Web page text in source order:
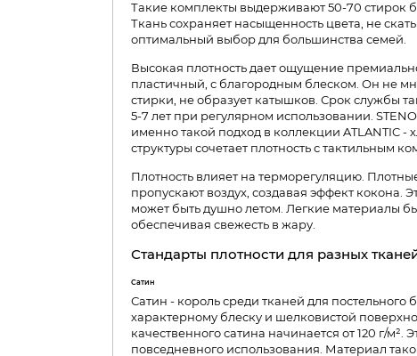
Такие комплекты выдерживают 50-70 стирок
Ткань сохраняет насыщенность цвета, не
оптимальный выбор для большинства семей.
Высокая плотность дает ощущение
пластичный, с благородным блеском. Он не
стирки, не образует катышков. Срок службы
5-7 лет при регулярном использовании.
именно такой подход в коллекции ATLANTIC -
структуры сочетает плотность с тактильным
Плотность влияет на терморегуляцию.
пропускают воздух, создавая эффект кокона.
может быть душно летом. Легкие материалы
обеспечивая свежесть в жару.
Стандарты плотности для разных
Сатин
Сатин - король среди тканей для постельного
характерному блеску и шелковистой
качественного сатина начинается от 120 г/м².
повседневного использования. Материал